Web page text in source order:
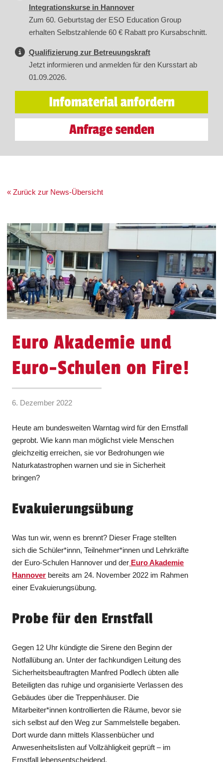
Integrationskurse in Hannover
Zum 60. Geburtstag der ESO Education Group
erhalten Selbstzahlende 60 € Rabatt pro Kursabschnitt.
Qualifizierung zur Betreuungskraft
Jetzt informieren und anmelden für den Kursstart ab
01.09.2026.
Infomaterial anfordern
Anfrage senden
« Zurück zur News-Übersicht
Euro Akademie und
Euro-Schulen on Fire!
6. Dezember 2022
Heute am bundesweiten Warntag wird für den Ernstfall
geprobt. Wie kann man möglichst viele Menschen
gleichzeitig erreichen, sie vor Bedrohungen wie
Naturkatastrophen warnen und sie in Sicherheit
bringen?
Evakuierungsübung
Was tun wir, wenn es brennt? Dieser Frage stellten
sich die Schüler*innn, Teilnehmer*innen und Lehrkräfte
der Euro-Schulen Hannover und der Euro Akademie
Hannover bereits am 24. November 2022 im Rahmen
einer Evakuierungsübung.
Probe für den Ernstfall
Gegen 12 Uhr kündigte die Sirene den Beginn der
Notfallübung an. Unter der fachkundigen Leitung des
Sicherheitsbeauftragten Manfred Podlech übten alle
Beteiligten das ruhige und organisierte Verlassen des
Gebäudes über die Treppenhäuser. Die
Mitarbeiter*innen kontrollierten die Räume, bevor sie
sich selbst auf den Weg zur Sammelstelle begaben.
Dort wurde dann mittels Klassenbücher und
Anwesenheitslisten auf Vollzähligkeit geprüft – im
Ernstfall lebensentscheidend.